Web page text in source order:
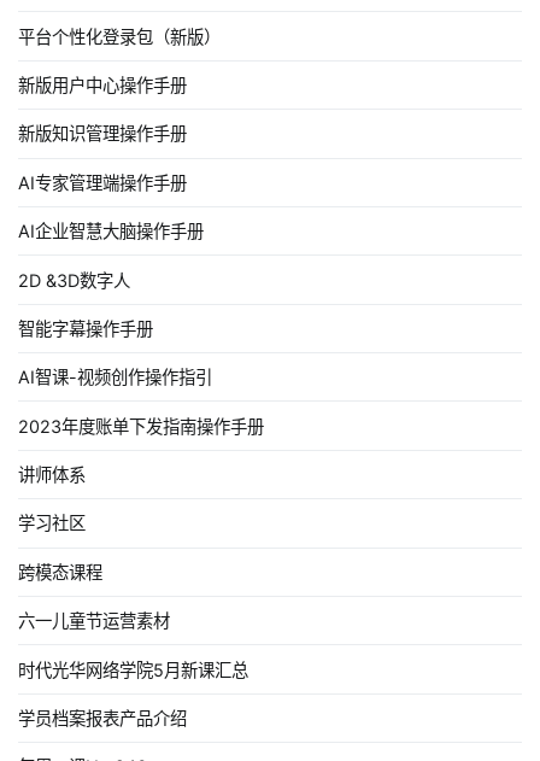
平台个性化登录包（新版）
新版用户中心操作手册
新版知识管理操作手册
AI专家管理端操作手册
AI企业智慧大脑操作手册
2D &3D数字人
智能字幕操作手册
AI智课-视频创作操作指引
2023年度账单下发指南操作手册
讲师体系
学习社区
跨模态课程
六一儿童节运营素材
时代光华网络学院5月新课汇总
学员档案报表产品介绍